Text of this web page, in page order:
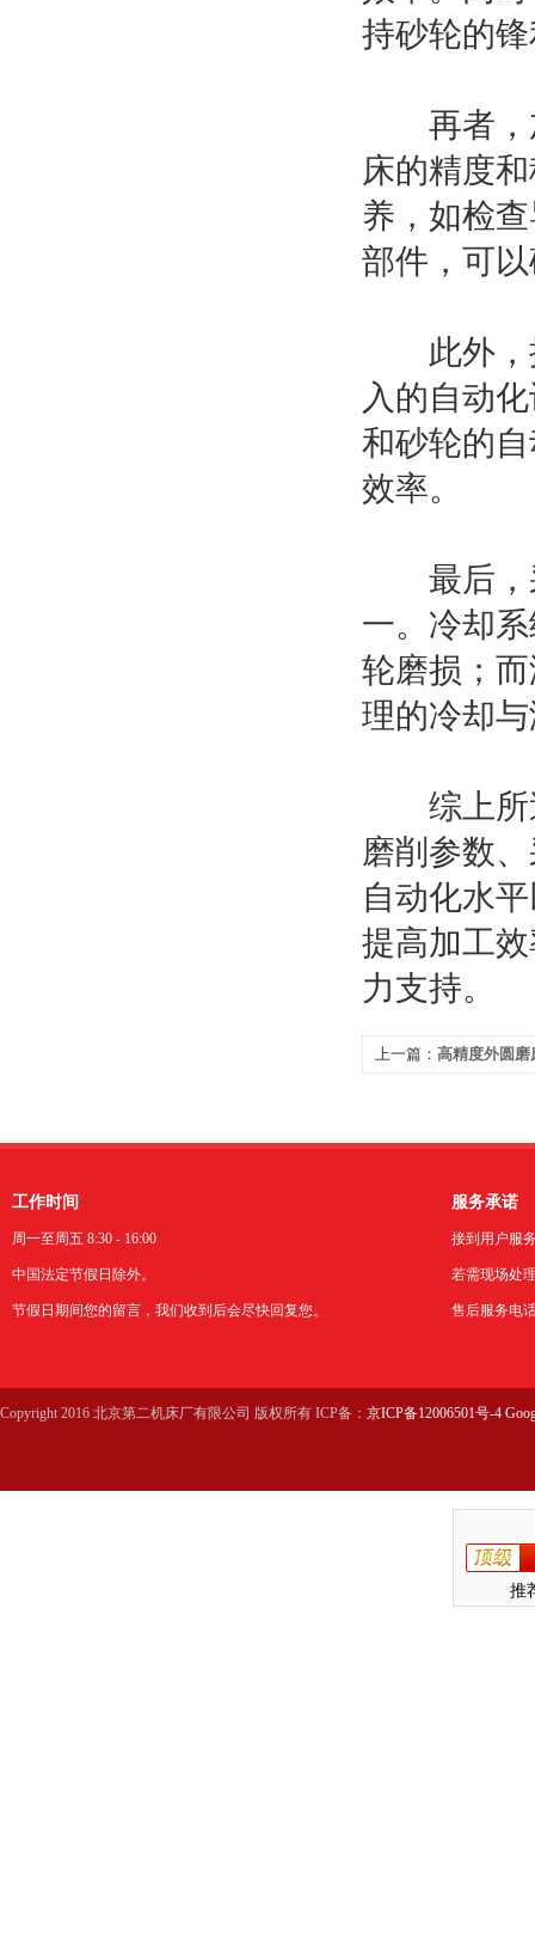
持砂轮的
再者，加
床的精度
养，如检
部件，可
此外，提
入的自动
和砂轮的
效率。
最后，采
一。冷却
轮磨损；
理的冷却
综上所述
磨削参数
自动化水
提高加工
力支持。
上一篇： 高精度外圆磨
工作时间
周一至周五 8:30 - 16:00
中国法定节假日除外。
节假日期间您的留言，我们收到后会尽快回复您。
服务承诺
接到用户服
若需现场处
售后服务电
Copyright 2016 北京第二机床厂有限公司 版权所有 ICP备： 京ICP备12006501号-4
推